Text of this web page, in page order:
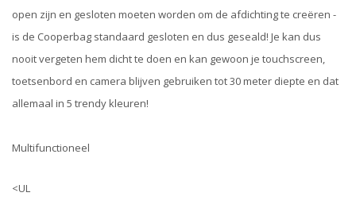
open zijn en gesloten moeten worden om de afdichting te creëren -
is de Cooperbag standaard gesloten en dus geseald! Je kan dus
nooit vergeten hem dicht te doen en kan gewoon je touchscreen,
toetsenbord en camera blijven gebruiken tot 30 meter diepte en dat
allemaal in 5 trendy kleuren!
Multifunctioneel
<UL